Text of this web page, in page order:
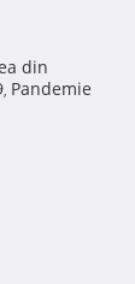
din
, Pandemie